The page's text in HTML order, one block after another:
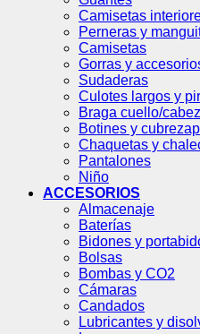
Camisetas
Perneras y
Camisetas
Gorras y
Sudaderas
Culotes largos y
Braga cuello/
Botines y
Chaquetas y
Pantalones
Niño
ACCESORIOS
Almacenaje
Baterías
Bidones y
Bolsas
Bombas y CO2
Cámaras
Candados
Lubricantes y